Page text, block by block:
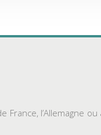
France, l’Allemagne